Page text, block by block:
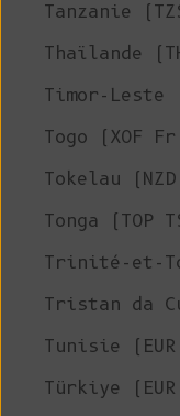
Tanzanie
Thaïlande
Timor-Leste
Togo (XOF
Tokelau
Tonga (TOP
Trinité-et-
Tristan da
Tunisie
Türkiye